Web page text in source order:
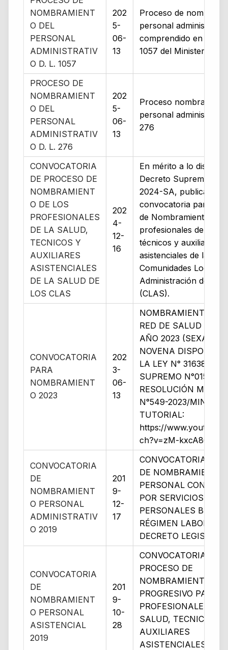
NOMBRAMIENT
O DEL
PERSONAL
ADMINISTRATIV
O D. L. 1057
202
5-
06-
13
Proceso de
personal
comprendido en el D.
1057 del Ministerio de
PROCESO DE
NOMBRAMIENT
O DEL
PERSONAL
ADMINISTRATIV
O D. L. 276
202
5-
06-
13
Proceso
personal
276
CONVOCATORIA
DE PROCESO DE
NOMBRAMIENT
O DE LOS
PROFESIONALES
DE LA SALUD,
TECNICOS Y
AUXILIARES
ASISTENCIALES
DE LA SALUD DE
LOS CLAS
202
4-
12-
16
En mérito a lo
Decreto Supremo Nº
2024-SA, publica la
convocatoria para el
de Nombramiento de
profesionales de la
técnicos y auxiliares
asistenciales de la
Comunidades Locales
Administración de
(CLAS).
CONVOCATORIA
PARA
NOMBRAMIENT
O 2023
202
3-
06-
13
NOMBRAMIENTO EN
RED DE SALUD
AÑO 2023
NOVENA
LA LEY N° 31638,
SUPREMO N°015-
RESOLUCIÓN
N°549-2023/MINSA)
TUTORIAL:
https://
ch?v=zM-
CONVOCATORIA
DE
NOMBRAMIENT
O PERSONAL
ADMINISTRATIV
O 2019
201
9-
12-
17
CONVOCATORIA
DE NOMBRAMIENTO
PERSONAL
POR SERVICIOS
PERSONALES BAJO
RÉGIMEN LABORAL
DECRETO
CONVOCATORIA
DE
NOMBRAMIENT
O PERSONAL
ASISTENCIAL
2019
201
9-
10-
28
CONVOCATORIA DE
PROCESO DE
NOMBRAMIENTO
PROGRESIVO PARA
PROFESIONALES DE
SALUD, TECNICOS Y
AUXILIARES
ASISTENCIALES DE